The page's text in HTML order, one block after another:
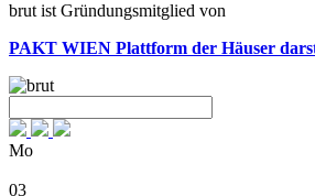
brut ist Gründungsmitglied von
PAKT WIEN Plattform der Häuser
Mo
03